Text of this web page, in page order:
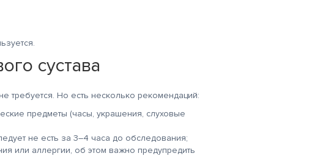
сустава
требуется. Но есть несколько рекомендаций:
предметы (часы, украшения, слуховые
не есть за 3–4 часа до обследования;
или аллергии, об этом важно предупредить